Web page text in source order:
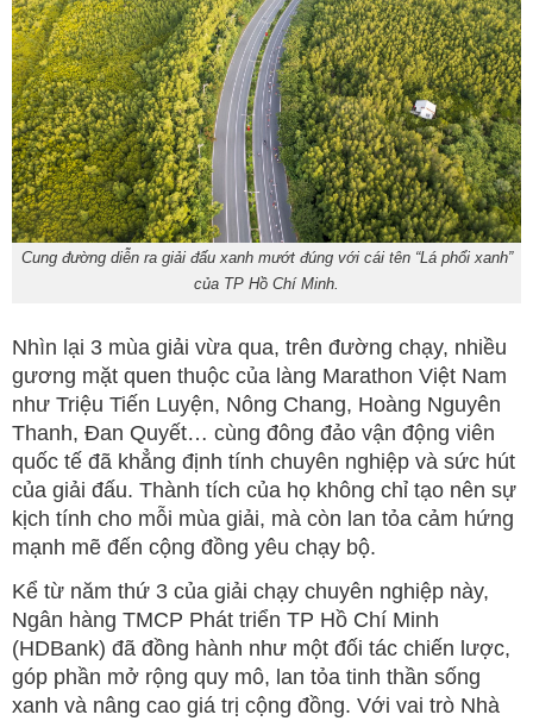
Cung đường diễn ra giải đấu xanh mướt đúng với cái tên “Lá phổi xanh”
của TP Hồ Chí Minh.
Nhìn lại 3 mùa giải vừa qua, trên đường chạy, nhiều
gương mặt quen thuộc của làng Marathon Việt Nam
như Triệu Tiến Luyện, Nông Chang, Hoàng Nguyên
Thanh, Đan Quyết… cùng đông đảo vận động viên
quốc tế đã khẳng định tính chuyên nghiệp và sức hút
của giải đấu. Thành tích của họ không chỉ tạo nên sự
kịch tính cho mỗi mùa giải, mà còn lan tỏa cảm hứng
mạnh mẽ đến cộng đồng yêu chạy bộ.
Kể từ năm thứ 3 của giải chạy chuyên nghiệp này,
Ngân hàng TMCP Phát triển TP Hồ Chí Minh
(HDBank) đã đồng hành như một đối tác chiến lược,
góp phần mở rộng quy mô, lan tỏa tinh thần sống
xanh và nâng cao giá trị cộng đồng. Với vai trò Nhà